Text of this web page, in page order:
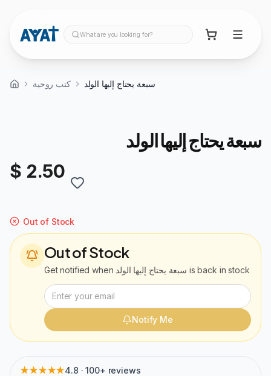
What are you looking for?
كتب روحية سبعة يحتاج إليها الولد
سبعة يحتاج إليها الولد
$ 2.50
Out of Stock
Out of Stock
Get notified when سبعة يحتاج إليها الولد is back in stock
Notify Me
★★★★★4.8 · 100+ reviews